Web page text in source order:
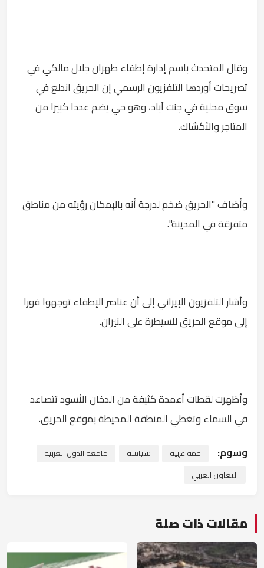
وقال المتحدث باسم إدارة إطفاء طهران جلال مالكي في
تصريحات أوردها التلفزيون الرسمي إن الحريق اندلع في
سوق محلية في جنت آباد، وهو حي يضم عددا كبيرا من
المتاجر والأكشاك.
وأضاف "الحريق ضخم لدرجة أنه بالإمكان رؤيته من مناطق
متفرقة في المدينة".
وأشار التلفزيون الإيراني إلى أن عناصر الإطفاء توجهوا فورا
إلى موقع الحريق للسيطرة على النيران.
وأظهرت لقطات أعمدة كثيفة من الدخان الأسود تتصاعد
في السماء وتغطي المنطقة المحيطة بموقع الحريق.
وسوم: قمة عربية سياسة
جامعة الدول العربية
التعاون العربي
مقالات ذات صلة